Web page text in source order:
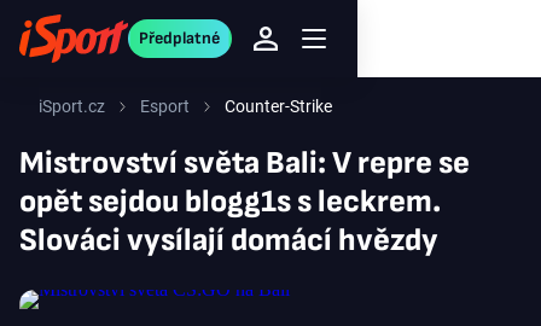
Předplatné
iSport.cz Esport Counter-Strike
Mistrovství světa Bali: V repre se
opět sejdou blogg1s s leckrem.
Slováci vysílají domácí hvězdy